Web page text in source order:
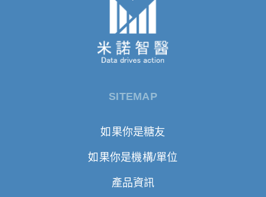
SITEMAP
如果你是糖友
如果你是機構/單位
產品資訊